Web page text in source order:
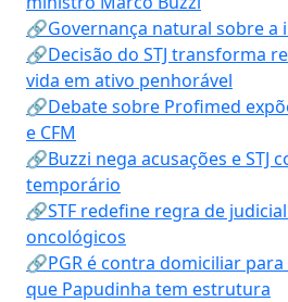
🔗Governança natural sobre a
🔗Decisão do STJ transforma
vida em ativo penhorável
🔗Debate sobre Profimed
e CFM
🔗Buzzi nega acusações e STJ
temporário
🔗STF redefine regra de
oncológicos
🔗PGR é contra domiciliar
que Papudinha tem estrutura